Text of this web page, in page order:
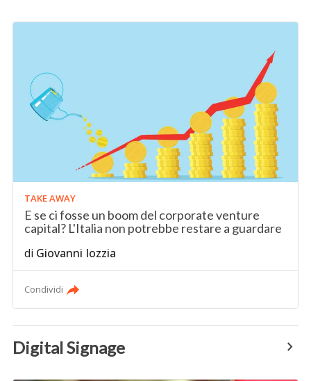
TAKE AWAY
E se ci fosse un boom del corporate venture
capital? L'Italia non potrebbe restare a guardare
di Giovanni Iozzia
Condividi
Digital Signage